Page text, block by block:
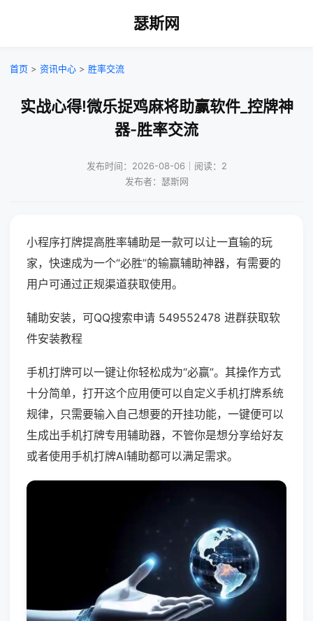
瑟斯网
首页 > 资讯中心 > 胜率交流
实战心得!微乐捉鸡麻将助赢软件_控牌神
器-胜率交流
发布时间：2026-08-06｜阅读：2
发布者：瑟斯网
小程序打牌提高胜率辅助是一款可以让一直输的玩
家，快速成为一个“必胜”的输赢辅助神器，有需要的
用户可通过正规渠道获取使用。
辅助安装，可QQ搜索申请 549552478 进群获取软
件安装教程
手机打牌可以一键让你轻松成为“必赢”。其操作方式
十分简单，打开这个应用便可以自定义手机打牌系统
规律，只需要输入自己想要的开挂功能，一键便可以
生成出手机打牌专用辅助器，不管你是想分享给好友
或者使用手机打牌AI辅助都可以满足需求。